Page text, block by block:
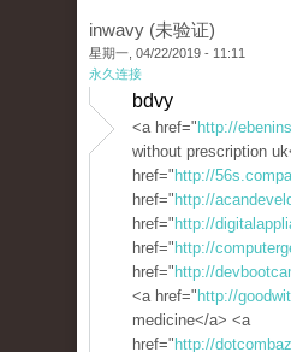
inwavy (未验证)
星期一, 04/22/2019 - 11:11
永久连接
bdvy
<a href=" http://
without prescription
href=" http://
href=" http://
href=" http://
href=" http://
href=" http://
<a href=" http://
medicine</a> <a
href=" http://